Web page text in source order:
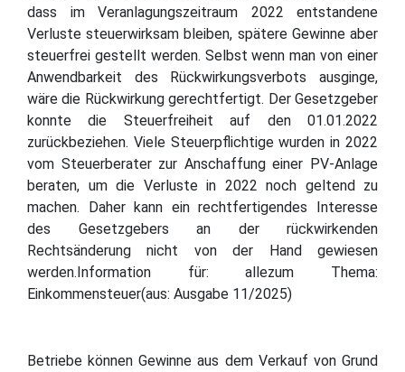
dass im Veranlagungszeitraum 2022 entstandene
Verluste steuerwirksam bleiben, spätere Gewinne aber
steuerfrei gestellt werden. Selbst wenn man von einer
Anwendbarkeit des Rückwirkungsverbots ausginge,
wäre die Rückwirkung gerechtfertigt. Der Gesetzgeber
konnte die Steuerfreiheit auf den 01.01.2022
zurückbeziehen. Viele Steuerpflichtige wurden in 2022
vom Steuerberater zur Anschaffung einer PV-Anlage
beraten, um die Verluste in 2022 noch geltend zu
machen. Daher kann ein rechtfertigendes Interesse
des Gesetzgebers an der rückwirkenden
Rechtsänderung nicht von der Hand gewiesen
werden.Information für: allezum Thema:
Einkommensteuer(aus: Ausgabe 11/2025)
Betriebe können Gewinne aus dem Verkauf von Grund